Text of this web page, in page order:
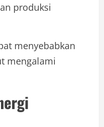
produksi
menyebabkan
mengalami